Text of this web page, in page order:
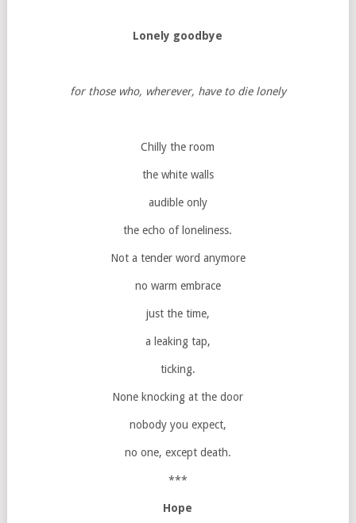
Lonely goodbye
for those who, wherever, have to die lonely
Chilly the room
the white walls
audible only
the echo of loneliness.
Not a tender word anymore
no warm embrace
just the time,
a leaking tap,
ticking.
None knocking at the door
nobody you expect,
no one, except death.
***
Hope